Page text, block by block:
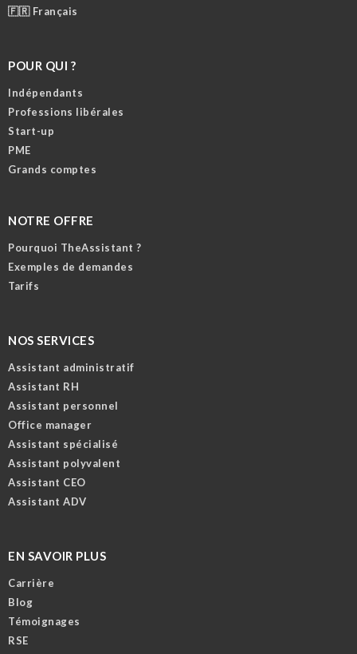
🇫🇷 Français
POUR QUI ?
Indépendants
Professions libérales
Start-up
PME
Grands comptes
NOTRE OFFRE
Pourquoi TheAssistant ?
Exemples de demandes
Tarifs
NOS SERVICES
Assistant administratif
Assistant RH
Assistant personnel
Office manager
Assistant spécialisé
Assistant polyvalent
Assistant CEO
Assistant ADV
EN SAVOIR PLUS
Carrière
Blog
Témoignages
RSE